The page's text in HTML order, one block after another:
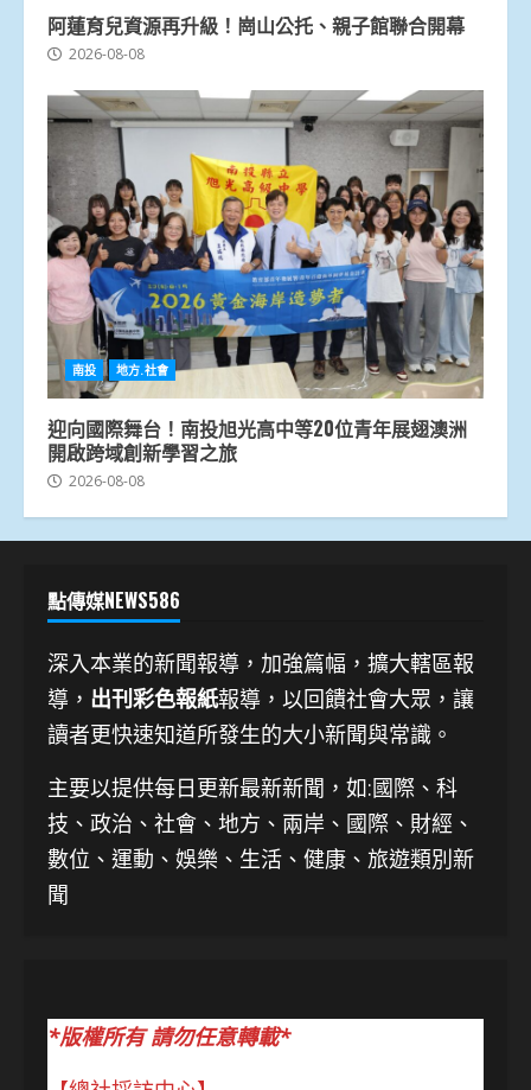
阿蓮育兒資源再升級！崗山公托、親子館聯合開幕
2026-08-08
南投 地方.社會
迎向國際舞台！南投旭光高中等20位青年展翅澳洲
開啟跨域創新學習之旅
2026-08-08
點傳媒NEWS586
深入本業的新聞報導，加強篇幅，擴大轄區報
導， 出刊彩色報紙報導，以回饋社會大眾，讓
讀者更快速知道所發生的大小新聞與常識。
主要以提供每日更新最新新聞 ，如:國際、科
技、 政治、社會、地方、兩岸、國際、財經、
數位、運動、娛樂、生活、健康、旅遊類別新
聞
*版權所有 請勿任意轉載*